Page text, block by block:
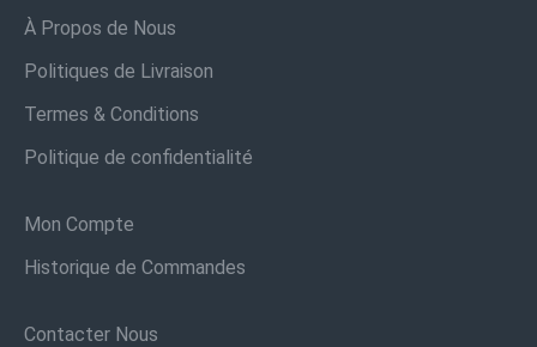
À Propos de Nous
Politiques de Livraison
Termes & Conditions
Politique de confidentialité
Mon Compte
Historique de Commandes
Contacter Nous